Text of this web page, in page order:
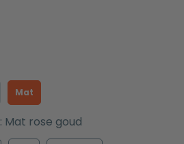
Mat
: Mat rose goud